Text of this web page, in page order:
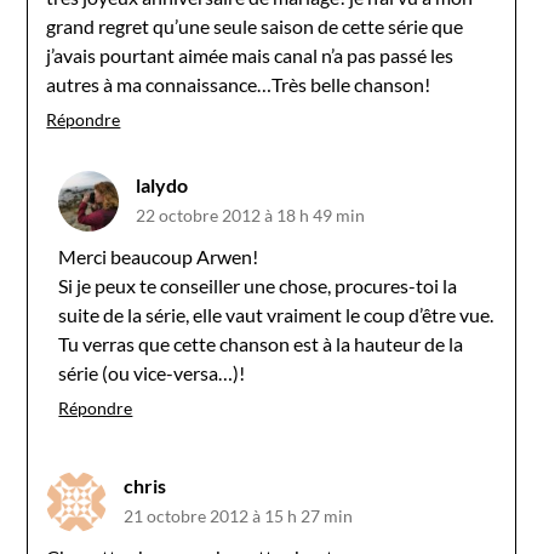
grand regret qu’une seule saison de cette série que
j’avais pourtant aimée mais canal n’a pas passé les
autres à ma connaissance…Très belle chanson!
Répondre
lalydo
22 octobre 2012 à 18 h 49 min
Merci beaucoup Arwen!
Si je peux te conseiller une chose, procures-toi la
suite de la série, elle vaut vraiment le coup d’être vue.
Tu verras que cette chanson est à la hauteur de la
série (ou vice-versa…)!
Répondre
chris
21 octobre 2012 à 15 h 27 min